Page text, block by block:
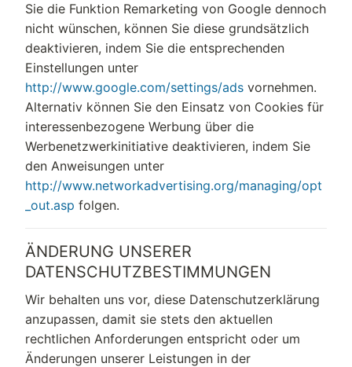
Sie die Funktion Remarketing von Google dennoch
nicht wünschen, können Sie diese grundsätzlich
deaktivieren, indem Sie die entsprechenden
Einstellungen unter
http://www.google.com/settings/ads vornehmen.
Alternativ können Sie den Einsatz von Cookies für
interessenbezogene Werbung über die
Werbenetzwerkinitiative deaktivieren, indem Sie
den Anweisungen unter
http://www.networkadvertising.org/managing/opt
_out.asp folgen.
ÄNDERUNG UNSERER
DATENSCHUTZBESTIMMUNGEN
Wir behalten uns vor, diese Datenschutzerklärung
anzupassen, damit sie stets den aktuellen
rechtlichen Anforderungen entspricht oder um
Änderungen unserer Leistungen in der